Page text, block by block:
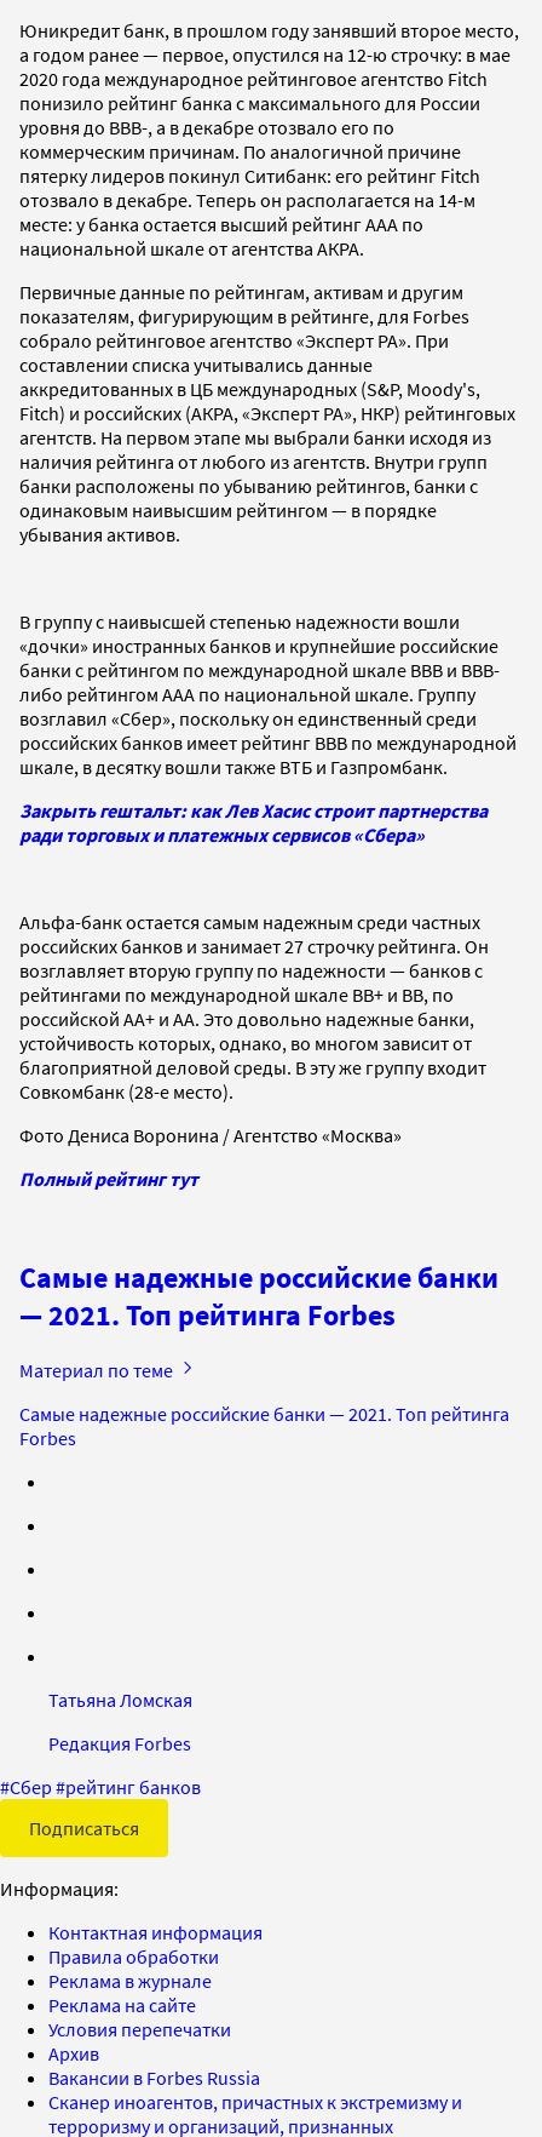
Юникредит банк, в прошлом году занявший второе место,
а годом ранее — первое, опустился на 12-ю строчку: в мае
2020 года международное рейтинговое агентство Fitch
понизило рейтинг банка с максимального для России
уровня до ВВВ-, а в декабре отозвало его по
коммерческим причинам. По аналогичной причине
пятерку лидеров покинул Ситибанк: его рейтинг Fitch
отозвало в декабре. Теперь он располагается на 14-м
месте: у банка остается высший рейтинг ААА по
национальной шкале от агентства АКРА.
Первичные данные по рейтингам, активам и другим
показателям, фигурирующим в рейтинге, для Forbes
собрало рейтинговое агентство «Эксперт РА». При
составлении списка учитывались данные
аккредитованных в ЦБ международных (S&P, Moody's,
Fitch) и российских (АКРА, «Эксперт РА», НКР) рейтинговых
агентств. На первом этапе мы выбрали банки исходя из
наличия рейтинга от любого из агентств. Внутри групп
банки расположены по убыванию рейтингов, банки с
одинаковым наивысшим рейтингом — в порядке
убывания активов.
В группу с наивысшей степенью надежности вошли
«дочки» иностранных банков и крупнейшие российские
банки с рейтингом по международной шкале ВВВ и ВВВ-
либо рейтингом ААА по национальной шкале. Группу
возглавил «Сбер», поскольку он единственный среди
российских банков имеет рейтинг ВВВ по международной
шкале, в десятку вошли также ВТБ и Газпромбанк.
Закрыть гештальт: как Лев Хасис строит партнерства
ради торговых и платежных сервисов «Сбера»
Альфа-банк остается самым надежным среди частных
российских банков и занимает 27 строчку рейтинга. Он
возглавляет вторую группу по надежности — банков с
рейтингами по международной шкале BB+ и BB, по
российской AA+ и AA. Это довольно надежные банки,
устойчивость которых, однако, во многом зависит от
благоприятной деловой среды. В эту же группу входит
Совкомбанк (28-е место).
Фото Дениса Воронина / Агентство «Москва»
Полный рейтинг тут
Самые надежные российские банки
— 2021. Топ рейтинга Forbes
Материал по теме
Самые надежные российские банки — 2021. Топ рейтинга
Forbes
Татьяна Ломская
Редакция Forbes
#Сбер #рейтинг банков
Подписаться
Информация:
Контактная информация
Правила обработки
Реклама в журнале
Реклама на сайте
Условия перепечатки
Архив
Вакансии в Forbes Russia
Сканер иноагентов, причастных к экстремизму и
терроризму и организаций, признанных